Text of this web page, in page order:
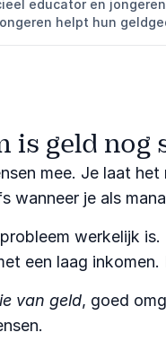
educator en
helpt hun
is geld nog
mee. Je laat
je als
werkelijk
een laag
van geld, goed